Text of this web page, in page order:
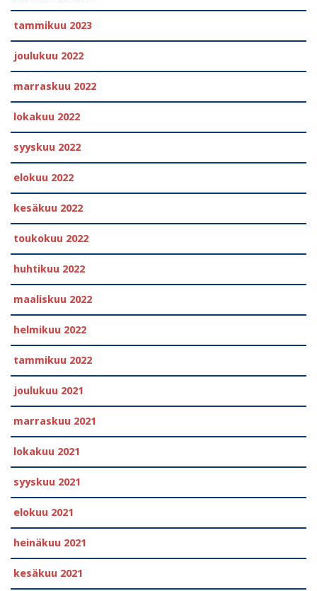
tammikuu 2023
joulukuu 2022
marraskuu 2022
lokakuu 2022
syyskuu 2022
elokuu 2022
kesäkuu 2022
toukokuu 2022
huhtikuu 2022
maaliskuu 2022
helmikuu 2022
tammikuu 2022
joulukuu 2021
marraskuu 2021
lokakuu 2021
syyskuu 2021
elokuu 2021
heinäkuu 2021
kesäkuu 2021